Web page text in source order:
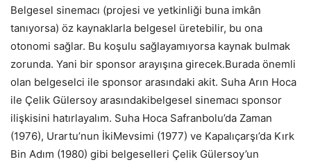
Belgesel sinemacı (projesi ve yetkinliği buna imkân
tanıyorsa) öz kaynaklarla belgesel üretebilir, bu ona
otonomi sağlar. Bu koşulu sağlayamıyorsa kaynak bulmak
zorunda. Yani bir sponsor arayışına girecek.Burada önemli
olan belgeselci ile sponsor arasındaki akit. Suha Arın Hoca
ile Çelik Gülersoy arasındakibelgesel sinemacı sponsor
ilişkisini hatırlayalım. Suha Hoca Safranbolu’da Zaman
(1976), Urartu’nun İkiMevsimi (1977) ve Kapalıçarşı’da Kırk
Bin Adım (1980) gibi belgeselleri Çelik Gülersoy’un